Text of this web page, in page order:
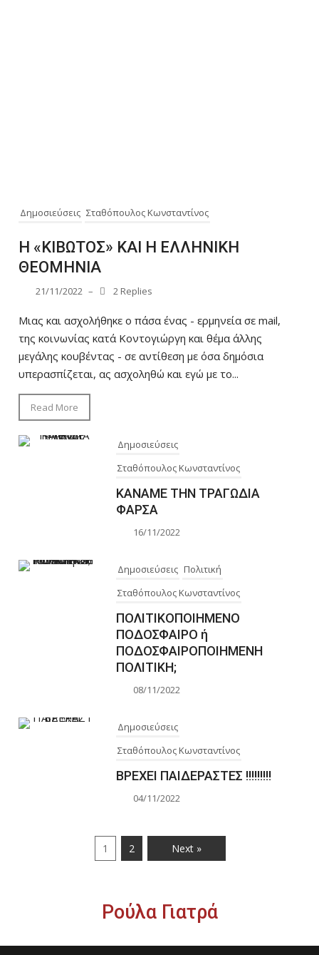
Δημοσιεύσεις Σταθόπουλος Κωνσταντίνος
Η «ΚΙΒΩΤΟΣ» ΚΑΙ Η ΕΛΛΗΝΙΚΗ
ΘΕΟΜΗΝΙΑ
21/11/2022 – 2 Replies
Μιας και ασχολήθηκε ο πάσα ένας - ερμηνεία σε mail,
της κοινωνίας κατά Κοντογιώργη και θέμα άλλης
μεγάλης κουβέντας - σε αντίθεση με όσα δημόσια
υπερασπίζεται, ας ασχοληθώ και εγώ με το...
Read More
Δημοσιεύσεις
Σταθόπουλος Κωνσταντίνος
ΚΑΝΑΜΕ ΤΗΝ ΤΡΑΓΩΔΙΑ
ΦΑΡΣΑ
16/11/2022
Δημοσιεύσεις Πολιτική
Σταθόπουλος Κωνσταντίνος
ΠΟΛΙΤΙΚΟΠΟΙΗΜΕΝΟ
ΠΟΔΟΣΦΑΙΡΟ ή
ΠΟΔΟΣΦΑΙΡΟΠΟΙΗΜΕΝΗ
ΠΟΛΙΤΙΚΗ;
08/11/2022
Δημοσιεύσεις
Σταθόπουλος Κωνσταντίνος
ΒΡΕΧΕΙ ΠΑΙΔΕΡΑΣΤΕΣ !!!!!!!!!
04/11/2022
1 2 Next »
Ρούλα Γιατρά